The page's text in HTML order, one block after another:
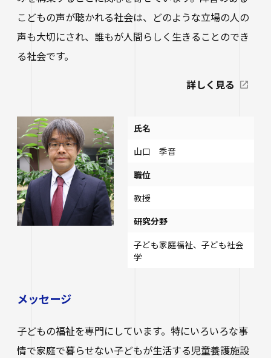
こどもの声が聴かれる社会は、どのような立場の人の
声も大切にされ、誰もが人間らしく生きることのでき
る社会です。
詳しく見る
メッセージ
子どもの福祉を専門にしています。特にいろいろな事
情で家庭で暮らせない子どもが生活する児童養護施設
氏名
山口 季音
職位
教授
研究分野
子ども家庭福祉、子ども社会
学